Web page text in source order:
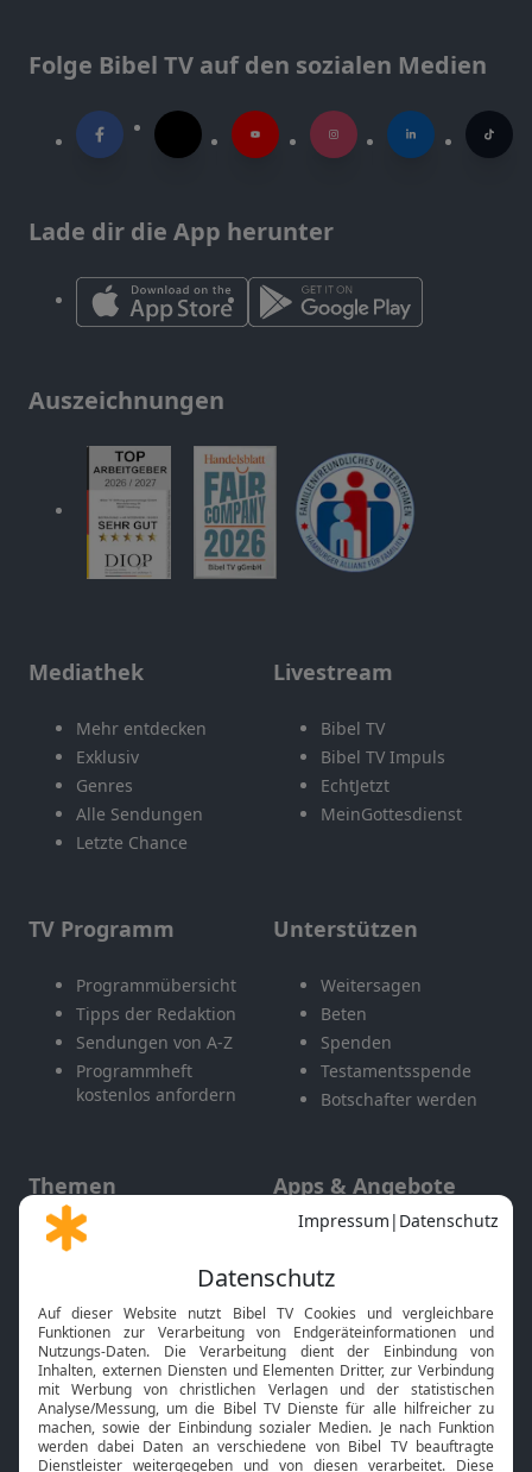
Folge Bibel TV auf den sozialen Medien
Lade dir die App herunter
Auszeichnungen
Mediathek
Mehr entdecken
Exklusiv
Genres
Alle Sendungen
Letzte Chance
Livestream
Bibel TV
Bibel TV Impuls
EchtJetzt
MeinGottesdienst
TV Programm
Programmübersicht
Tipps der Redaktion
Sendungen von A-Z
Programmheft
kostenlos anfordern
Unterstützen
Weitersagen
Beten
Spenden
Testamentsspende
Botschafter werden
Themen
Gott und Bibel erklärt
Neuigkeiten
Apps & Angebote
Mobile App
Smart TV
HbbTV
Bibelthek Online-Bibel
Nächster Gottesdienst